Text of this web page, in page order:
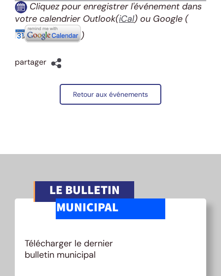
Cliquez pour enregistrer l'événement dans
votre calendrier Outlook(iCal) ou Google (
)
partager
Retour aux événements
LE BULLETIN
MUNICIPAL
Télécharger le dernier
bulletin municipal